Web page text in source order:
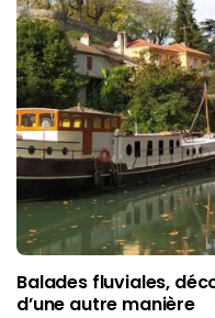
Balades fluviales,
d’une autre manière